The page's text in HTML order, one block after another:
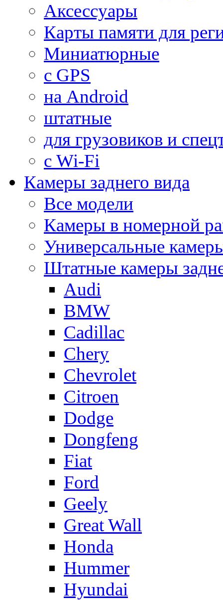
Аксессуары
Карты памяти для
Миниатюрные
с GPS
на Android
штатные
для грузовиков и
с Wi-Fi
Камеры заднего вида
Все модели
Камеры в номерной
Универсальные
Штатные камеры
Audi
BMW
Cadillac
Chery
Chevrolet
Citroen
Dodge
Dongfeng
Fiat
Ford
Geely
Great Wall
Honda
Hummer
Hyundai